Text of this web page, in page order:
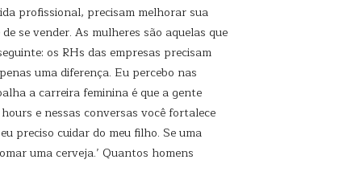
profissional, precisam melhorar sua
se vender. As mulheres são aquelas que
os RHs das empresas precisam
uma diferença. Eu percebo nas
a carreira feminina é que a gente
e nessas conversas você fortalece
preciso cuidar do meu filho. Se uma
uma cerveja.’ Quantos homens